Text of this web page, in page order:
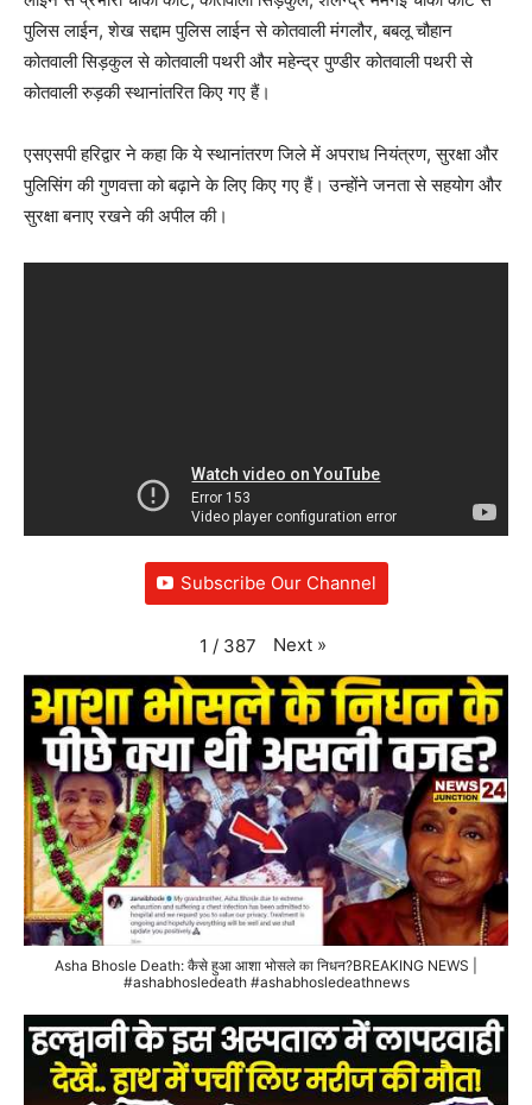
पुलिस लाईन, शेख सद्दाम पुलिस लाईन से कोतवाली मंगलौर, बबलू चौहान
कोतवाली सिड़कुल से कोतवाली पथरी और महेन्द्र पुण्डीर कोतवाली पथरी से
कोतवाली रुड़की स्थानांतरित किए गए हैं।
एसएसपी हरिद्वार ने कहा कि ये स्थानांतरण जिले में अपराध नियंत्रण, सुरक्षा और
पुलिसिंग की गुणवत्ता को बढ़ाने के लिए किए गए हैं। उन्होंने जनता से सहयोग और
सुरक्षा बनाए रखने की अपील की।
Subscribe Our Channel
1 / 387 Next »
Asha Bhosle Death: कैसे हुआ आशा भोसले का निधन?BREAKING NEWS |
#ashabhosledeath #ashabhosledeathnews